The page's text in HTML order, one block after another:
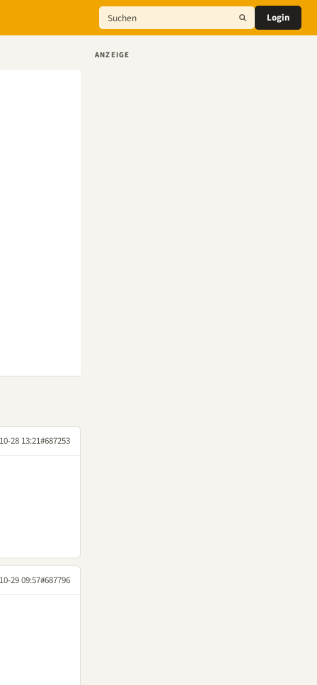
Login
28 13:21#687253
29 09:57#687796
ANZEIGE